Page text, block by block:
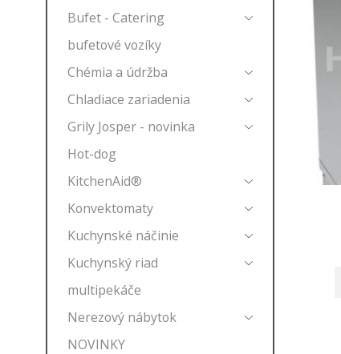
Bufet - Catering
bufetové vozíky
Chémia a údržba
Chladiace zariadenia
Grily Josper - novinka
Hot-dog
KitchenAid®
Konvektomaty
Kuchynské náčinie
Kuchynský riad
multipekáče
Nerezový nábytok
NOVINKY